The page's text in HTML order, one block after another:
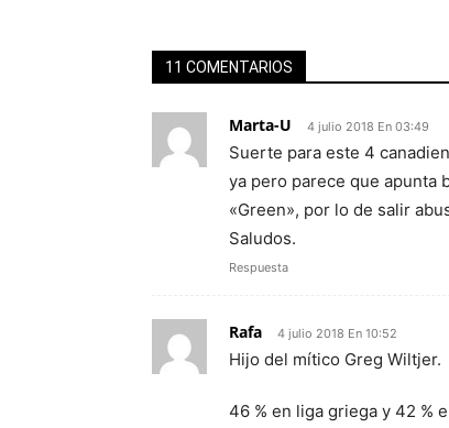
11 COMENTARIOS
Marta-U 4 julio 2018 En 03:49
Suerte para este 4
ya pero parece que apunta
«Green», por lo de salir
Saludos.
Respuesta
Rafa 4 julio 2018 En 10:52
Hijo del mítico Greg Wiltjer.
46 % en liga griega y 42 %